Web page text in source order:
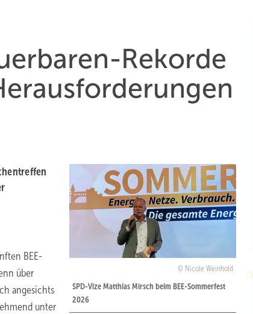
Rekorde
Nicole Weinhold
SPD-Vize Matthias Mirsch beim BEE-Sommerfest
2026
BEE-
über
angesichts
unter